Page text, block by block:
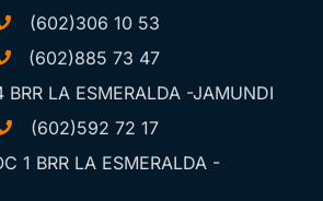
(602)306 10 53
(602)885 73 47
BRR LA ESMERALDA -JAMUNDI
(602)592 72 17
1 BRR LA ESMERALDA -